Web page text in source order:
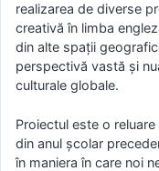
realizarea de diverse
creativă în limba
din alte spații
perspectivă vastă și
culturale globale.
Proiectul este o
din anul școlar
în maniera în care noi